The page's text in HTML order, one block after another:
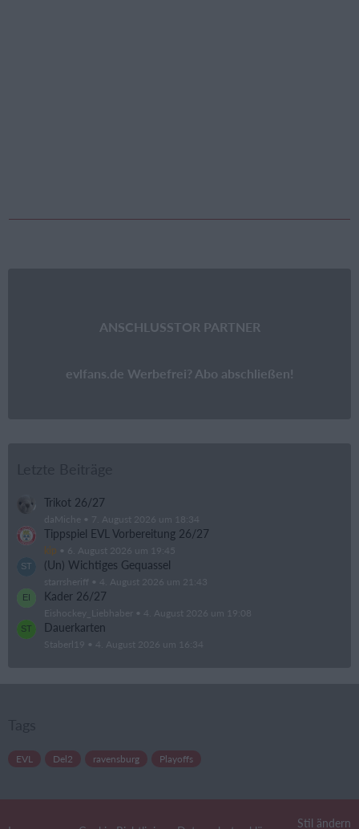
ANSCHLUSSTOR PARTNER
evlfans.de Werbefrei? Abo abschließen!
Trikot 26/27
daMiche 7. August 2026 um 18:34
Tippspiel EVL Vorbereitung 26/27
kip 6. August 2026 um 19:45
(Un) Wichtiges Gequassel
starrsheriff 4. August 2026 um 21:43
Kader 26/27
Eishockey_Liebhaber 4. August 2026 um 19:08
Dauerkarten
Staberl19 4. August 2026 um 16:34
EVL Del2 ravensburg Playoffs
Stil ändern